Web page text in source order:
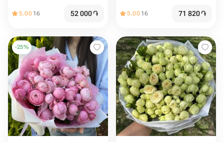
5.00 16 52 000֏ 5.00 16 71 820֏
-25%